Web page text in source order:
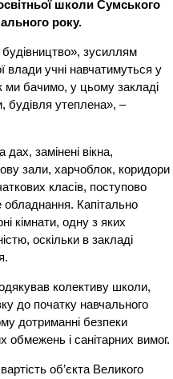
школи Сумського
року.
зусиллям
влади учні навчатимуться у
бачимо, у цьому закладі
будівля утеплена», –
замінені вікна,
зали, харчоблок, коридори
класів, поступово
Капітально
кімнати, одну з яких
оскільки в закладі
колективу школи,
до початку навчального
дотриманні безпеки
обмежень і санітарних вимог.
об’єкта Великого